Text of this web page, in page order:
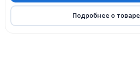
Подробнее о товаре